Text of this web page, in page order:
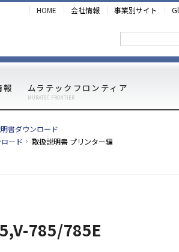
HOME 会社情報 事業別サイト
報 ムラテックフロンティア
MURATEC FRONTIER
書ダウンロード
ード
取扱説明書 プリンター編
785/785E